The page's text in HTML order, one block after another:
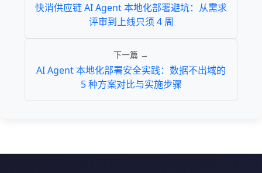
快消供应链 AI Agent 本地化部署避坑：从需求
评审到上线只须 4 周
下一篇 →
AI Agent 本地化部署安全实践：数据不出域的
5 种方案对比与实施步骤